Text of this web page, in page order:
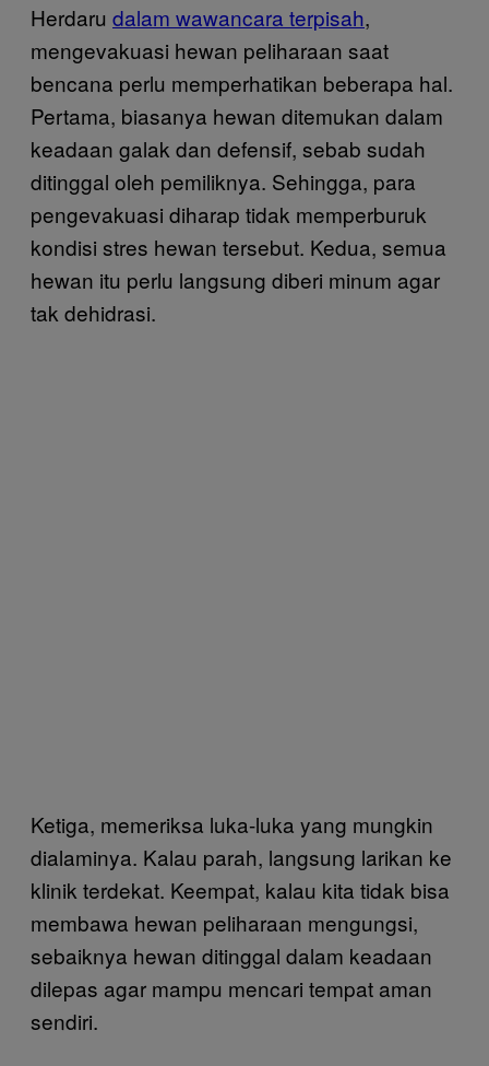
Herdaru dalam wawancara terpisah,
mengevakuasi hewan peliharaan saat
bencana perlu memperhatikan beberapa hal.
Pertama, biasanya hewan ditemukan dalam
keadaan galak dan defensif, sebab sudah
ditinggal oleh pemiliknya. Sehingga, para
pengevakuasi diharap tidak memperburuk
kondisi stres hewan tersebut. Kedua, semua
hewan itu perlu langsung diberi minum agar
tak dehidrasi.
Ketiga, memeriksa luka-luka yang mungkin
dialaminya. Kalau parah, langsung larikan ke
klinik terdekat. Keempat, kalau kita tidak bisa
membawa hewan peliharaan mengungsi,
sebaiknya hewan ditinggal dalam keadaan
dilepas agar mampu mencari tempat aman
sendiri.